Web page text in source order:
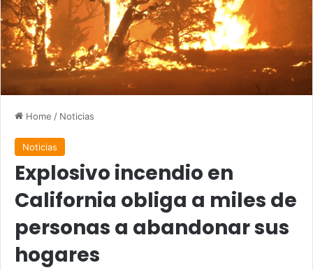
Home / Noticias
Noticias
Explosivo incendio en
California obliga a miles de
personas a abandonar sus
hogares